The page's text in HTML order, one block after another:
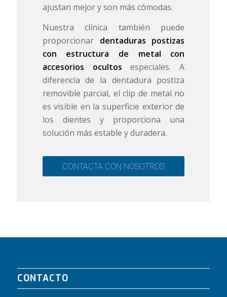
ajustan mejor y son más cómodas.
Nuestra clínica también puede
proporcionar dentaduras postizas
con estructura de metal con
accesorios ocultos especiales. A
diferencia de la dentadura postiza
removible parcial, el clip de metal no
es visible en la superficie exterior de
los dientes y proporciona una
solución más estable y duradera.
CONTACTA CON NOSOTROS
CONTACTO